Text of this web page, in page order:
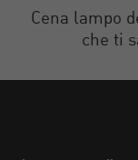
Cena lampo
che ti